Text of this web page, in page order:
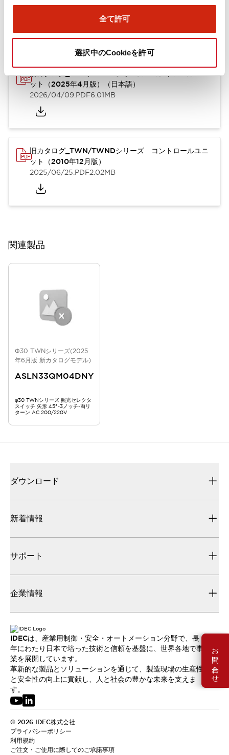
全て許可
選択中のCookieを許可
お問い合わせ
カタログ CAD 規格・認証 技術文書
旧カタログ_TWN/TWNDシリーズ コントロールユニ
ット（2025年4月版）（日本語）
2026/04/09.PDF6.01MB
旧カタログ_TWN/TWNDシリーズ コントロールユニ
ット（2010年12月版）
2025/06/25.PDF2.02MB
関連製品
Φ30 TWNシリーズ(2025
年6月版 新カタログモデル)
ASLN33QM04DNY
φ30 TWNシリーズ 照光セレクタ
スイッチ 矢形 45°-3ノッチ-両リ
ターン AC 200/220V
ダウンロード
新着情報
サポート
企業情報
IDECは、産業用制御・安全・オートメーション分野で、長
年にわたり日本で培った技術と信頼を基盤に、世界各地で事
業を展開しています。
革新的な製品とソリューションを通じて、製造現場の生産性
と安全性の向上に貢献し、人と社会の豊かな未来を支えま
す。
© 2026 IDEC株式会社
プライバシーポリシー
利用規約
ご注文・ご使用に際してのご承諾事項